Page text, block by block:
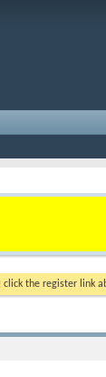
click the register link